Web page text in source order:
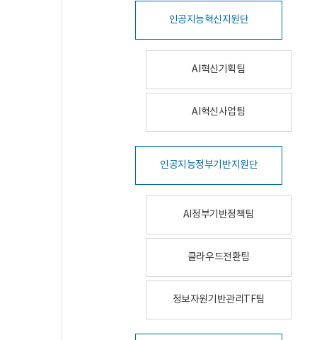
인공지능혁신지원단
AI혁신기획팀
AI혁신사업팀
인공지능정부기반지원단
AI정부기반정책팀
클라우드전환팀
정보자원기반관리TF팀